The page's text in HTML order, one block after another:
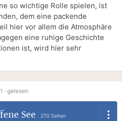
so wichtige Rolle spielen, ist
dem eine packende
hier vor allem die Atmosphäre
eine ruhige Geschichte
ist, wird hier sehr
· gelesen
See 270 Seiten